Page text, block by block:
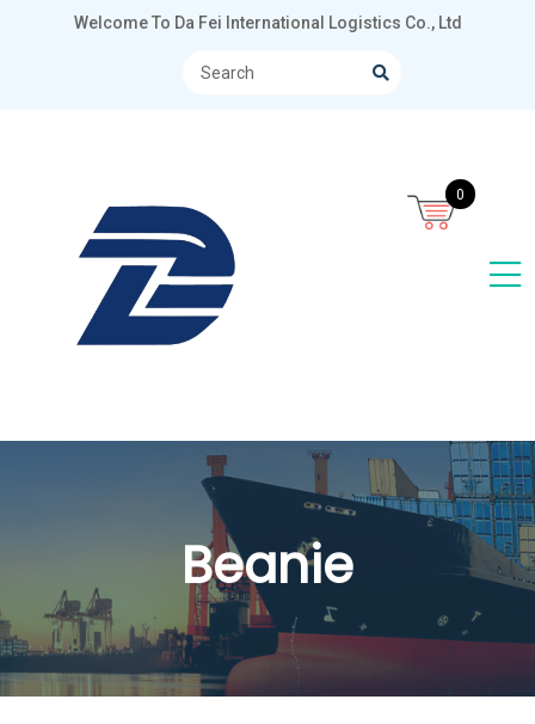
Welcome To Da Fei International Logistics Co., Ltd
Beanie
0